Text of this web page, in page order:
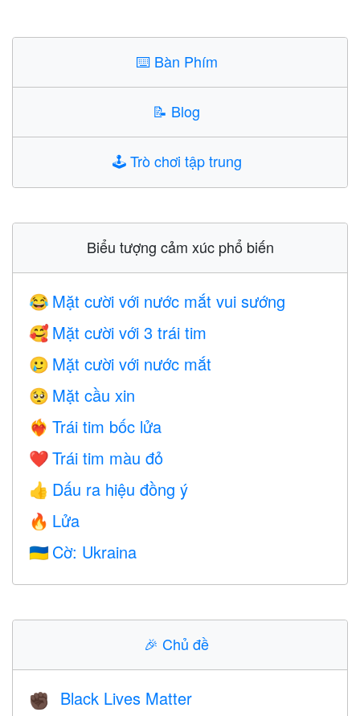
⌨️ Bàn Phím
📝 Blog
🕹️Trò chơi tập trung
Biểu tượng cảm xúc phổ biến
😂 Mặt cười với nước mắt vui sướng
🥰 Mặt cười với 3 trái tim
🥲 Mặt cười với nước mắt
🥺 Mặt cầu xin
❤️‍🔥 Trái tim bốc lửa
❤️ Trái tim màu đỏ
👍 Dấu ra hiệu đồng ý
🔥 Lửa
🇺🇦 Cờ: Ukraina
🎉 Chủ đề
✊🏿 Black Lives Matter